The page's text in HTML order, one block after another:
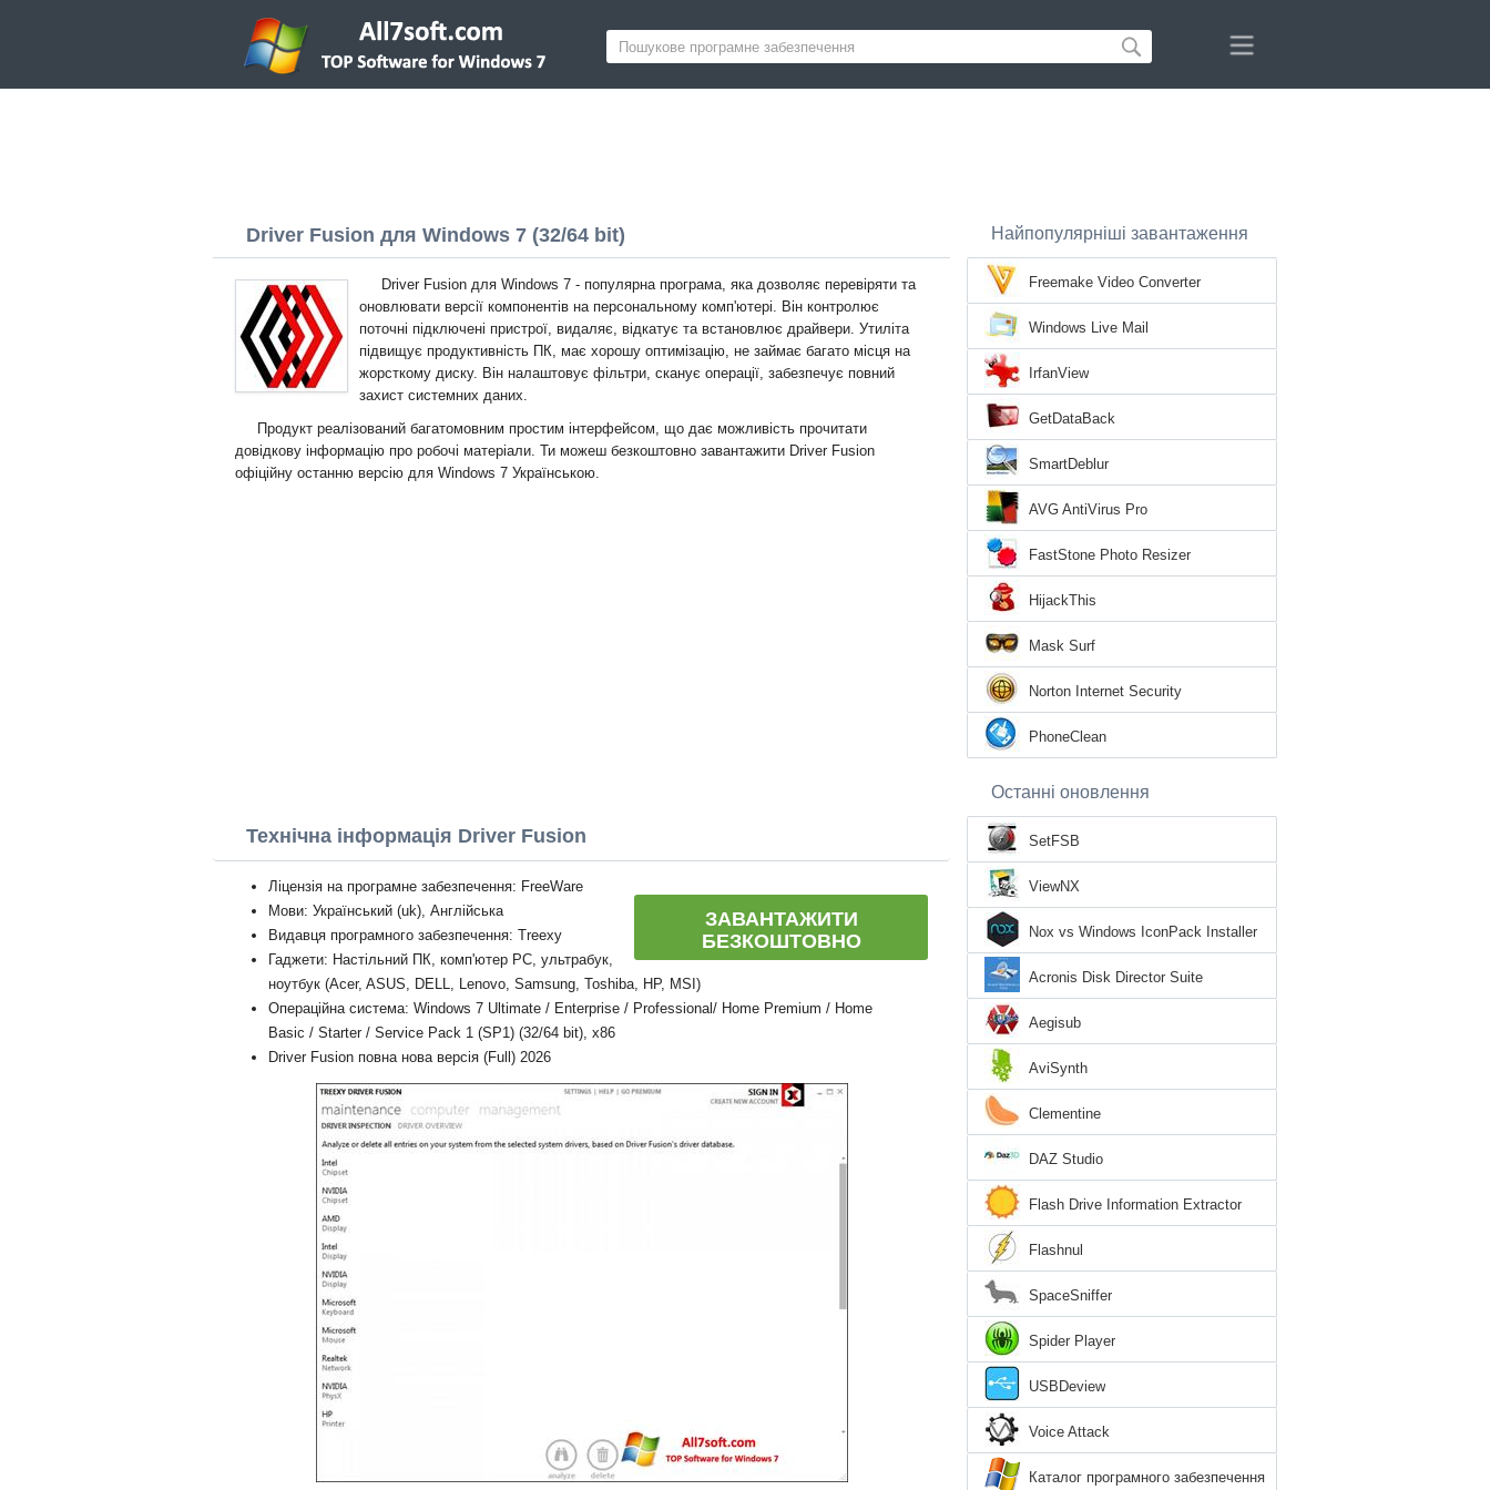
Driver Fusion для Windows 7 (32/64 bit)
Driver Fusion для Windows 7 - популярна програма, яка дозволяє перевіряти та
оновлювати версії компонентів на персональному комп'ютері. Він контролює
поточні підключені пристрої, видаляє, відкатує та встановлює драйвери. Утиліта
підвищує продуктивність ПК, має хорошу оптимізацію, не займає багато місця на
жорсткому диску. Він налаштовує фільтри, сканує операції, забезпечує повний
захист системних даних.
Продукт реалізований багатомовним простим інтерфейсом, що дає можливість прочитати
довідкову інформацію про робочі матеріали. Ти можеш безкоштовно завантажити Driver Fusion
офіційну останню версію для Windows 7 Українською.
Технічна інформація Driver Fusion
ЗАВАНТАЖИТИ
БЕЗКОШТОВНО
Ліцензія на програмне забезпечення: FreeWare
Мови: Український (uk), Англійська
Видавця програмного забезпечення: Treexy
Гаджети: Настільний ПК, комп'ютер PC, ультрабук,
ноутбук (Acer, ASUS, DELL, Lenovo, Samsung, Toshiba, HP, MSI)
Операційна система: Windows 7 Ultimate / Enterprise / Professional/ Home Premium / Home
Basic / Starter / Service Pack 1 (SP1) (32/64 bit), x86
Driver Fusion повна нова версія (Full) 2026
Найпопулярніші завантаження
Freemake Video Converter
Windows Live Mail
IrfanView
GetDataBack
SmartDeblur
AVG AntiVirus Pro
FastStone Photo Resizer
HijackThis
Mask Surf
Norton Internet Security
PhoneClean
Останні оновлення
SetFSB
ViewNX
Nox vs Windows IconPack Installer
Acronis Disk Director Suite
Aegisub
AviSynth
Clementine
DAZ Studio
Flash Drive Information Extractor
Flashnul
SpaceSniffer
Spider Player
USBDeview
Voice Attack
Каталог програмного забезпечення